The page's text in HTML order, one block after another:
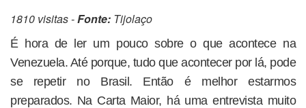
1810 visitas -Fonte: Tijolaço
É hora de ler um pouco sobre o que acontece na
Venezuela. Até porque, tudo que acontecer por lá, pode
se repetir no Brasil. Então é melhor estarmos
preparados. Na Carta Maior, há uma entrevista muito